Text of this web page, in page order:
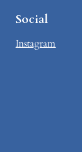
Social
Instagram